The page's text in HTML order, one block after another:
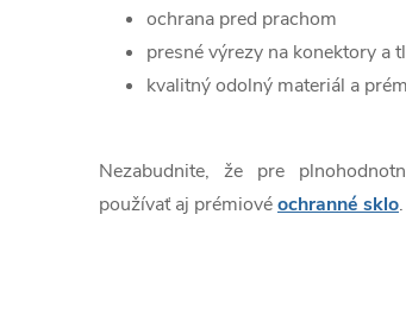
ochrana pred prachom
presné výrezy na konektory a
kvalitný odolný materiál a
Nezabudnite, že pre
používať aj prémiovéochranné sklo